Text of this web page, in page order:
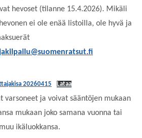
hevoset (tilanne 15.4.2026). Mikäli
ei ole enää listoilla, ole hyvä ja
20260415 Lataa
ja voivat sääntöjen mukaan
mukaan joko samana vuonna tai
ikäluokkansa.